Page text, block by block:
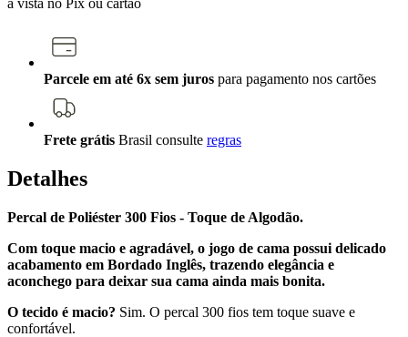
Parcele em até 6x sem juros para pagamento nos cartões
Frete grátis Brasil consulte regras
Detalhes
Percal de Poliéster 300 Fios - Toque de Algodão.
Com toque macio e agradável, o jogo de cama possui delicado
acabamento em Bordado Inglês, trazendo elegância e
aconchego para deixar sua cama ainda mais bonita.
O tecido é macio? Sim. O percal 300 fios tem toque suave e
confortável.